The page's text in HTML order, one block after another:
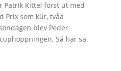
Patrik Kittel först ut med
Prix som kür, tvåa
blev Peder
Så här sa